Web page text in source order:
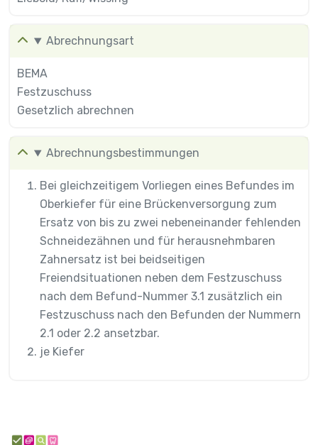
Abrechnungsart
BEMA
Festzuschuss
Gesetzlich abrechnen
Abrechnungsbestimmungen
Bei gleichzeitigem Vorliegen eines Befundes im
Oberkiefer für eine Brückenversorgung zum
Ersatz von bis zu zwei nebeneinander fehlenden
Schneidezähnen und für herausnehmbaren
Zahnersatz ist bei beidseitigen
Freiendsituationen neben dem Festzuschuss
nach dem Befund-Nummer 3.1 zusätzlich ein
Festzuschuss nach den Befunden der Nummern
2.1 oder 2.2 ansetzbar.
je Kiefer